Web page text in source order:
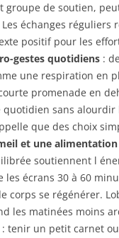
groupe de soutien,
échanges
positif pour les
gestes quotidiens :
une respiration en
promenade en
sans
que des choix
et une alimentation
soutiennent l
les écrans 30 à 60
corps se régénérer.
les matinées moins
: tenir un petit carnet